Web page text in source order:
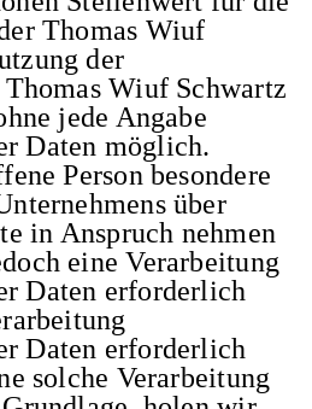
MICH
KONTAKT
PRINTS →
Thomas Wiuf
der
Wiuf Schwartz
jede Angabe
Daten möglich.
Person besondere
über
in Anspruch nehmen
eine Verarbeitung
Daten erforderlich
Daten erforderlich
solche Verarbeitung